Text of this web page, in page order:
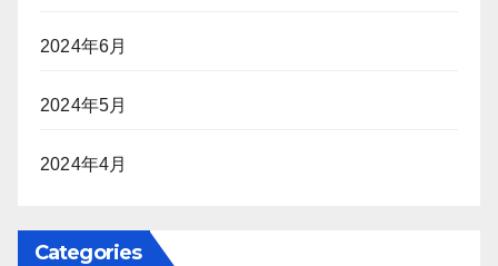
2024年6月
2024年5月
2024年4月
Categories